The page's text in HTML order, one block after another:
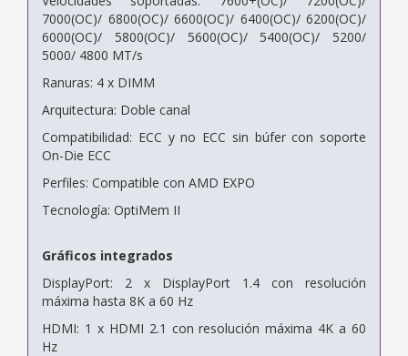
7000(OC)/ 6800(OC)/ 6600(OC)/ 6400(OC)/ 6200(OC)/
6000(OC)/ 5800(OC)/ 5600(OC)/ 5400(OC)/ 5200/
5000/ 4800 MT/s
Ranuras: 4 x DIMM
Arquitectura: Doble canal
Compatibilidad: ECC y no ECC sin búfer con soporte
On-Die ECC
Perfiles: Compatible con AMD EXPO
Tecnología: OptiMem II
Gráficos integrados
DisplayPort: 2 x DisplayPort 1.4 con resolución
máxima hasta 8K a 60 Hz
HDMI: 1 x HDMI 2.1 con resolución máxima 4K a 60
Hz